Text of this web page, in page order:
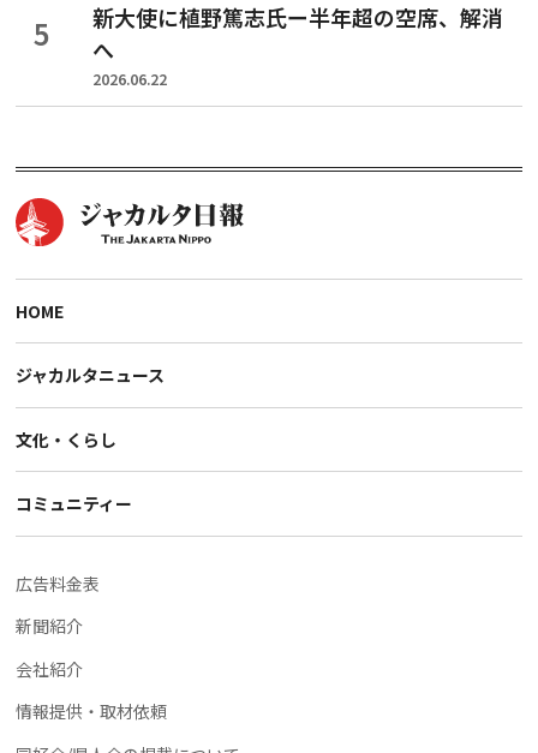
新大使に植野篤志氏ー半年超の空席、解消
へ
2026.06.22
HOME
ジャカルタニュース
文化・くらし
コミュニティー
広告料金表
新聞紹介
会社紹介
情報提供・取材依頼